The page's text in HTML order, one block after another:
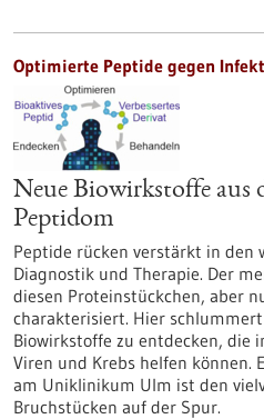
Optimierte Peptide gegen
Neue Biowirkstoffe aus
Peptidom
Peptide rücken verstärkt in den
Diagnostik und Therapie. Der
diesen Proteinstückchen, aber
charakterisiert. Hier
Biowirkstoffe zu entdecken, die
Viren und Krebs helfen können.
am Uniklinikum Ulm ist den
Bruchstücken auf der Spur.